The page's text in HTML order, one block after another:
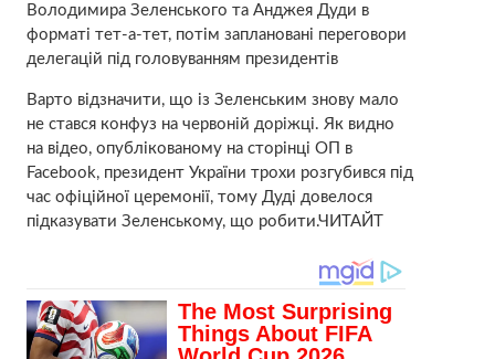
Володимира Зеленського та Анджея Дуди в
форматі тет-а-тет, потім заплановані переговори
делегацій під головуванням президентів
Варто відзначити, що із Зеленським знову мало
не стався конфуз на червоній доріжці. Як видно
на відео, опублікованому на сторінці ОП в
Facebook, президент України трохи розгубився під
час офіційної церемонії, тому Дуді довелося
підказувати Зеленському, що робити.ЧИТАЙТ